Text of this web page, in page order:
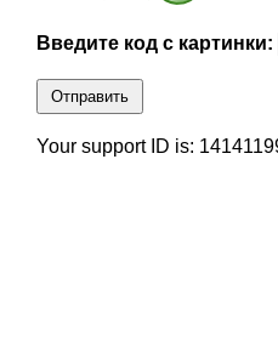
Введите код с картинки:
Отправить
Your support ID is: